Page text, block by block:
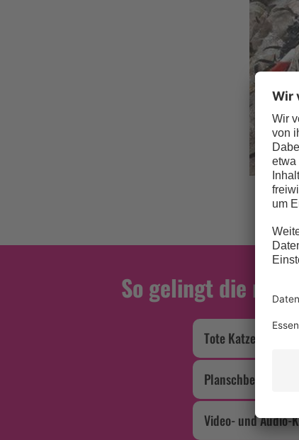
So gelingt die
Tote Katze
Planschbecken
Video- und Audio-